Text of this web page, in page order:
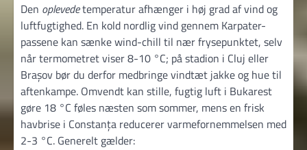
Den oplevedetemperatur afhænger i høj grad af vind og
luftfugtighed. En kold nordlig vind gennem Karpater-
passene kan sænke wind-chill til nær frysepunktet, selv
når termometret viser 8-10 °C; på stadion i Cluj eller
Brașov bør du derfor medbringe vindtæt jakke og hue til
aften­kampe. Omvendt kan stille, fugtig luft i Bukarest
gøre 18 °C føles næsten som sommer, mens en frisk
havbrise i Constanța reducerer varmefornemmelsen med
2-3 °C. Generelt gælder: